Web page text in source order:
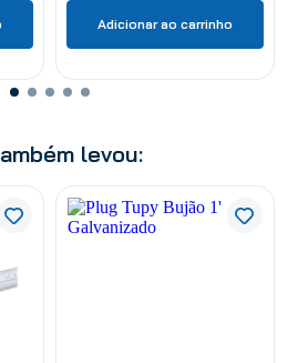
Adicionar ao carrinho
levou: